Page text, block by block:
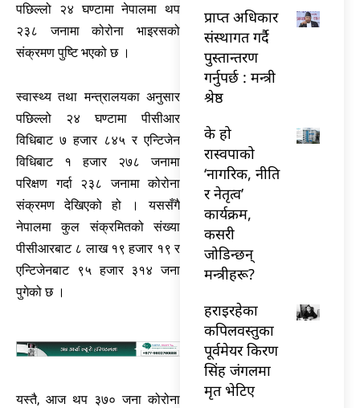
पछिल्लो २४ घण्टामा नेपालमा थप
२३८ जनामा कोरोना भाइरसको
संक्रमण पुष्टि भएको छ ।
स्वास्थ्य तथा मन्त्रालयका अनुसार
पछिल्लो २४ घण्टामा पीसीआर
विधिबाट ७ हजार ८४५ र एन्टिजेन
विधिबाट १ हजार २७८ जनामा
परिक्षण गर्दा २३८ जनामा कोरोना
संक्रमण देखिएको हो । यससँगै
नेपालमा कुल संक्रमितको संख्या
पीसीआरबाट ८ लाख १९ हजार १९ र
एन्टिजेनबाट ९५ हजार ३१४ जना
पुगेको छ ।
यस्तै, आज थप ३७० जना कोरोना
प्राप्त अधिकार
संस्थागत गर्दै
पुस्तान्तरण
गर्नुपर्छ : मन्त्री
श्रेष्ठ
के हो
रास्वपाको
‘नागरिक, नीति
र नेतृत्व’
कार्यक्रम,
कसरी
जोडिन्छन्
मन्त्रीहरू?
हराइरहेका
कपिलवस्तुका
पूर्वमेयर किरण
सिंह जंगलमा
मृत भेटिए